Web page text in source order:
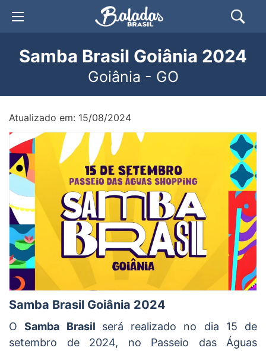
Samba Brasil Goiânia 2024
Goiânia - GO
Atualizado em: 15/08/2024
Samba Brasil Goiânia 2024
OSamba Brasil será realizado no dia 15 de
setembro de 2024, no Passeio das Águas